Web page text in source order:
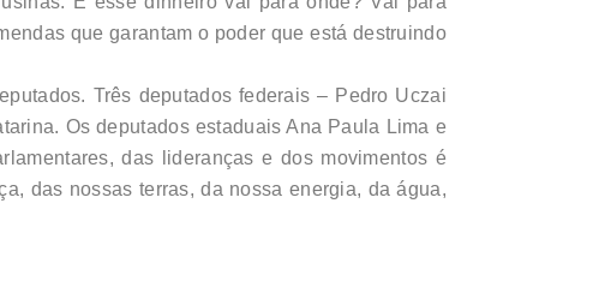
que garantam o poder que está destruindo
Três deputados federais – Pedro Uczai
Os deputados estaduais Ana Paula Lima e
das lideranças e dos movimentos é
das nossas terras, da nossa energia, da água,